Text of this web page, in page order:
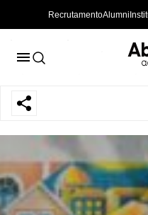
RecrutamentoAlumni